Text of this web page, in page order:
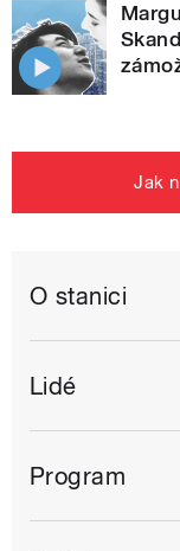
Jak
O stanici
Lidé
Program